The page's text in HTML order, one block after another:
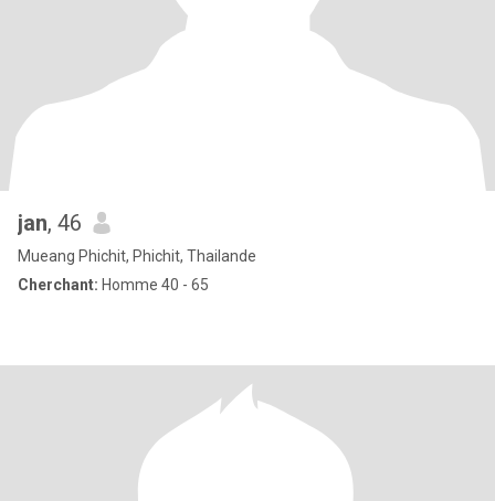
jan, 46
Mueang Phichit, Phichit, Thailande
Cherchant: Homme 40 - 65